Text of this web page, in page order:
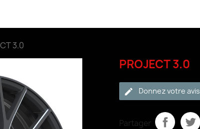
3.0
PROJECT 3.0
Donnez votre avis
Partager